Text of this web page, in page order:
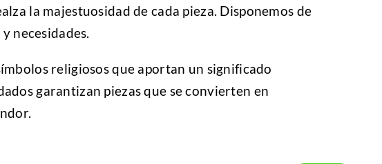
la majestuosidad de cada pieza. Disponemos de
necesidades.
religiosos que aportan un significado
garantizan piezas que se convierten en